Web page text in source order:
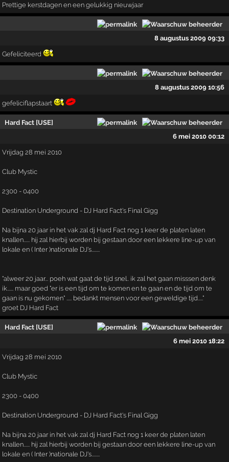
Prettige kerstdagen en een gelukkig nieuwjaar
8 augustus 2009 09:33
Gefeliciteerd
8 augustus 2009 10:56
gefeliciflapstaart
Hard Fact [USE]
6 mei 2010 00:12
Vrijdag 28 mei 2010
Club Mystic
2300 - 0400
Destination Underground - DJ Hard Fact's Final Gigg
Na bijna 20 jaar in het vak zal dj Hard Fact nog 1 keer de platen laten
knallen...... hij zal hierbij worden bij gestaan door een lekkere line-up van
lokale en ( Inter )nationale DJ's........
"alweer 20 jaar... poeh wat gaat de tijd snel.. ik zal het gaan misssen denk
ik...... maar goed "er is een tijd om te komen en te gaan en de tijd om te
gaan is nu gekomen" ..... bedankt mensen voor een geweldige tijd....."
groet DJ Hard Fact
Hard Fact [USE]
6 mei 2010 18:22
Vrijdag 28 mei 2010
Club Mystic
2300 - 0400
Destination Underground - DJ Hard Fact's Final Gigg
Na bijna 20 jaar in het vak zal dj Hard Fact nog 1 keer de platen laten
knallen...... hij zal hierbij worden bij gestaan door een lekkere line-up van
lokale en ( Inter )nationale DJ's........